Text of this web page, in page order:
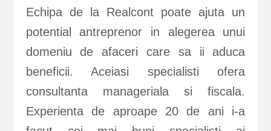
Echipa de la Realcont poate ajuta un
potential antreprenor in alegerea unui
domeniu de afaceri care sa ii aduca
beneficii. Aceiasi specialisti ofera
consultanta manageriala si fiscala.
Experienta de aproape 20 de ani i-a